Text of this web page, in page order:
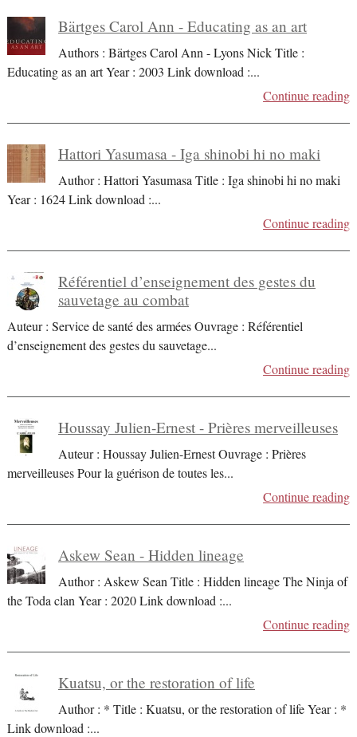
Bärtges Carol Ann - Educating as an art
Authors : Bärtges Carol Ann - Lyons Nick Title :
Educating as an art Year : 2003 Link download :...
Continue reading
Hattori Yasumasa - Iga shinobi hi no maki
Author : Hattori Yasumasa Title : Iga shinobi hi no maki
Year : 1624 Link download :...
Continue reading
Référentiel d’enseignement des gestes du
sauvetage au combat
Auteur : Service de santé des armées Ouvrage : Référentiel
d’enseignement des gestes du sauvetage...
Continue reading
Houssay Julien-Ernest - Prières merveilleuses
Auteur : Houssay Julien-Ernest Ouvrage : Prières
merveilleuses Pour la guérison de toutes les...
Continue reading
Askew Sean - Hidden lineage
Author : Askew Sean Title : Hidden lineage The Ninja of
the Toda clan Year : 2020 Link download :...
Continue reading
Kuatsu, or the restoration of life
Author : * Title : Kuatsu, or the restoration of life Year : *
Link download :...